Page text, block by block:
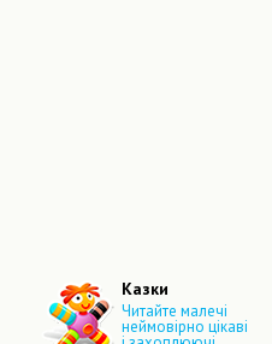
Казки
Читайте малечі
неймовірно цікаві